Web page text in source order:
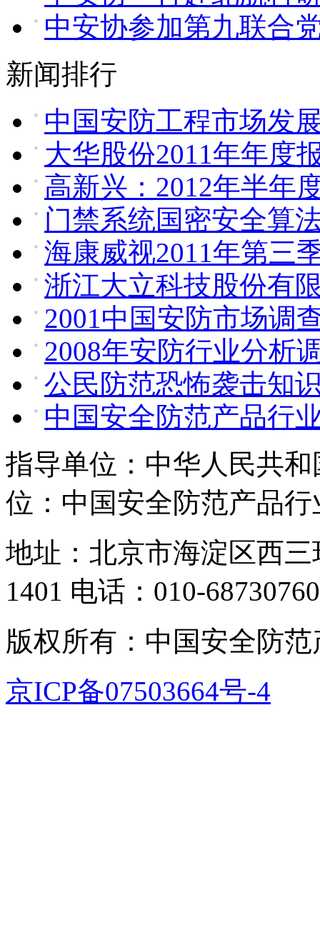
中安协参加第九联合
新闻排行
中国安防工程市场发
大华股份2011年年度
高新兴：2012年半年
门禁系统国密安全算
海康威视2011年第三
浙江大立科技股份有
2001中国安防市场调
2008年安防行业分析
公民防范恐怖袭击知
中国安全防范产品行
指导单位：中华人民共
位：中国安全防范产品行
地址：北京市海淀区西
1401 电话：010-
版权所有：中国安全防
京ICP备07503664号-4